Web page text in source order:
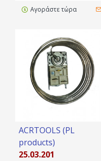
Αγοράστε τώρα
ACRTOOLS (PL
products)
25.03.201